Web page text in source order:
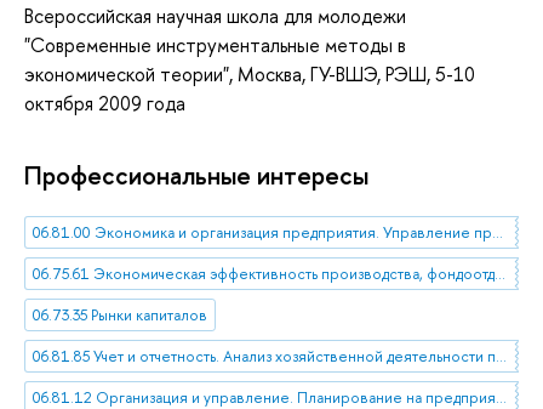
Всероссийская научная школа для молодежи
"Современные инструментальные методы в
экономической теории", Москва, ГУ-ВШЭ, РЭШ, 5-10
октября 2009 года
Профессиональные интересы
06.81.00 Экономика и организация предприятия. Управление предприятием
06.75.61 Экономическая эффективность производства, фондоотдача
06.73.35 Рынки капиталов
06.81.85 Учет и отчетность. Анализ хозяйственной деятельности предприятия
06.81.12 Организация и управление. Планирование на предприятии